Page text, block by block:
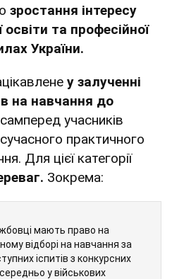
зростання інтересу
освіти та професійної
України.
у залученні
на навчання до
учасників
практичного
Для цієї категорії
Зокрема:
мають право на
відборі на навчання за
іспитів з конкурсних
у військових